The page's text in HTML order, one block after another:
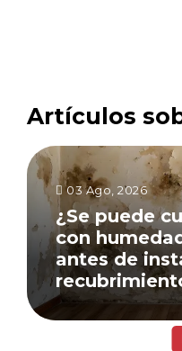
Artículos
03 Ago, 2026
¿Se puede
con
antes de